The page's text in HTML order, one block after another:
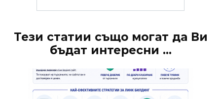
Тези статии също могат да Ви
бъдат интересни ...